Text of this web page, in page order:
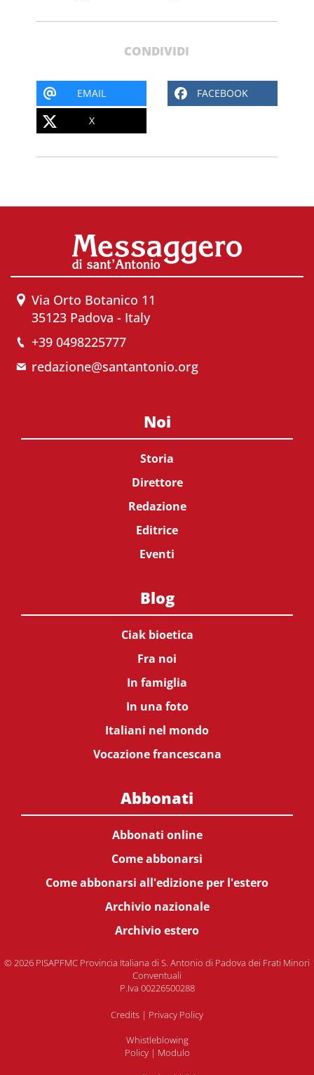
CONDIVIDI
EMAIL FACEBOOK
X
Via Orto Botanico 11
35123 Padova - Italy
+39 0498225777
redazione@santantonio.org
Noi
Storia
Direttore
Redazione
Editrice
Eventi
Blog
Ciak bioetica
Fra noi
In famiglia
In una foto
Italiani nel mondo
Vocazione francescana
Abbonati
Abbonati online
Come abbonarsi
Come abbonarsi all'edizione per l'estero
Archivio nazionale
Archivio estero
© 2026 PISAPFMC Provincia Italiana di S. Antonio di Padova dei Frati Minori
Conventuali
P.Iva 00226500288
Credits | Privacy Policy
Whistleblowing
Policy| Modulo